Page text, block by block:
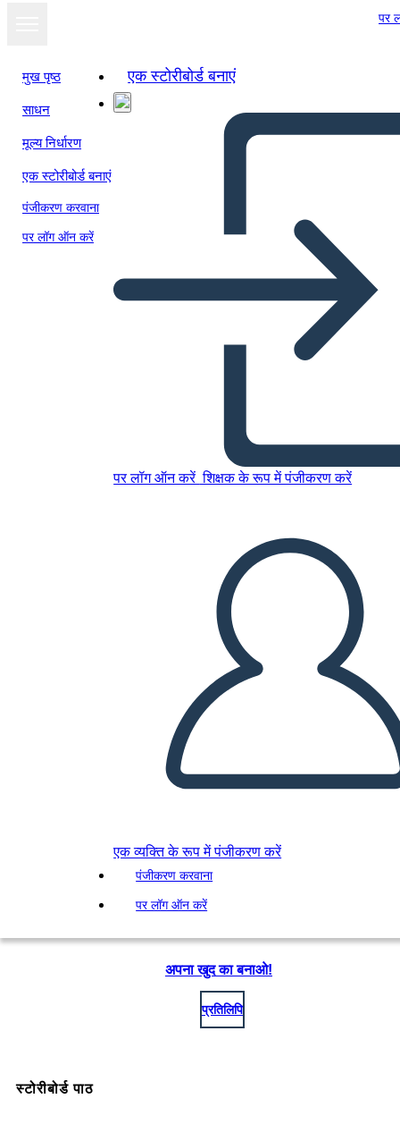
पर
मुख पृष्ठ
साधन
मूल्य निर्धारण
एक स्टोरीबोर्ड बनाएं
पंजीकरण करवाना
पर लॉग ऑन करें
एक स्टोरीबोर्ड बनाएं
पर लॉग ऑन करें शिक्षक के रूप में पंजीकरण करें
एक व्यक्ति के रूप में पंजीकरण करें
पंजीकरण करवाना
पर लॉग ऑन करें
Ajaskaala 4
स्टोरीबोर्ड बनाएं
स्लाइड शो चलाएं
अपना खुद का बनाओ!
प्रतिलिपि
स्टोरीबोर्ड पाठ